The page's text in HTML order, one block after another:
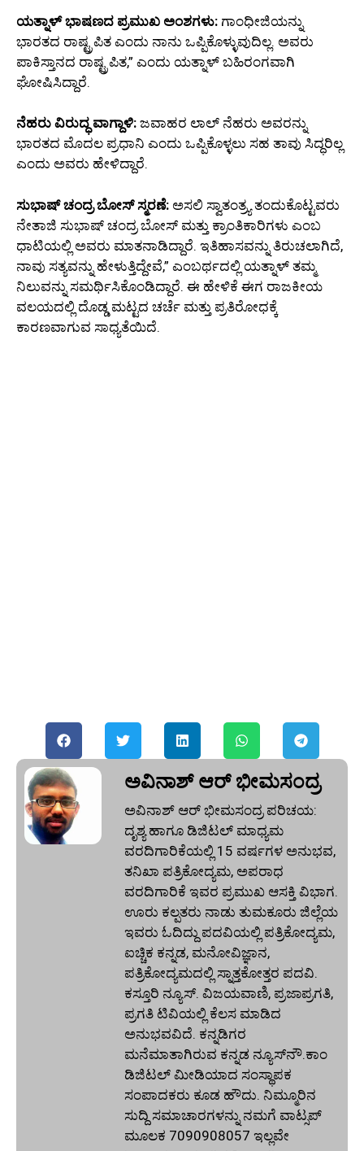
ಯತ್ನಾಳ್ ಭಾಷಣದ ಪ್ರಮುಖ ಅಂಶಗಳು: ಗಾಂಧೀಜಿಯನ್ನು
ಭಾರತದ ರಾಷ್ಟ್ರಪಿತ ಎಂದು ನಾನು ಒಪ್ಪಿಕೊಳ್ಳುವುದಿಲ್ಲ. ಅವರು
ಪಾಕಿಸ್ತಾನದ ರಾಷ್ಟ್ರಪಿತ,” ಎಂದು ಯತ್ನಾಳ್ ಬಹಿರಂಗವಾಗಿ
ಘೋಷಿಸಿದ್ದಾರೆ.
ನೆಹರು ವಿರುದ್ಧ ವಾಗ್ದಾಳಿ: ಜವಾಹರ ಲಾಲ್ ನೆಹರು ಅವರನ್ನು
ಭಾರತದ ಮೊದಲ ಪ್ರಧಾನಿ ಎಂದು ಒಪ್ಪಿಕೊಳ್ಳಲು ಸಹ ತಾವು ಸಿದ್ಧರಿಲ್ಲ
ಎಂದು ಅವರು ಹೇಳಿದ್ದಾರೆ.
ಸುಭಾಷ್ ಚಂದ್ರ ಬೋಸ್ ಸ್ಮರಣೆ: ಅಸಲಿ ಸ್ವಾತಂತ್ರ್ಯ ತಂದುಕೊಟ್ಟವರು
ನೇತಾಜಿ ಸುಭಾಷ್ ಚಂದ್ರ ಬೋಸ್ ಮತ್ತು ಕ್ರಾಂತಿಕಾರಿಗಳು ಎಂಬ
ಧಾಟಿಯಲ್ಲಿ ಅವರು ಮಾತನಾಡಿದ್ದಾರೆ. ಇತಿಹಾಸವನ್ನು ತಿರುಚಲಾಗಿದೆ,
ನಾವು ಸತ್ಯವನ್ನು ಹೇಳುತ್ತಿದ್ದೇವೆ,” ಎಂಬರ್ಥದಲ್ಲಿ ಯತ್ನಾಳ್ ತಮ್ಮ
ನಿಲುವನ್ನು ಸಮರ್ಥಿಸಿಕೊಂಡಿದ್ದಾರೆ. ಈ ಹೇಳಿಕೆ ಈಗ ರಾಜಕೀಯ
ವಲಯದಲ್ಲಿ ದೊಡ್ಡ ಮಟ್ಟದ ಚರ್ಚೆ ಮತ್ತು ಪ್ರತಿರೋಧಕ್ಕೆ
ಕಾರಣವಾಗುವ ಸಾಧ್ಯತೆಯಿದೆ.
ಅವಿನಾಶ್‌ ಆರ್‌ ಭೀಮಸಂದ್ರ
ಅವಿನಾಶ್‌ ಆರ್‌ ಭೀಮಸಂದ್ರ ಪರಿಚಯ:
ದೃಶ್ಯ ಹಾಗೂ ಡಿಜಿಟಲ್ ಮಾಧ್ಯಮ
ವರದಿಗಾರಿಕೆಯಲ್ಲಿ 15 ವರ್ಷಗಳ ಅನುಭವ,
ತನಿಖಾ ಪತ್ರಿಕೋದ್ಯಮ, ಅಪರಾಧ
ವರದಿಗಾರಿಕೆ ಇವರ ಪ್ರಮುಖ ಆಸಕ್ತಿ ವಿಭಾಗ.
ಊರು ಕಲ್ಪತರು ನಾಡು ತುಮಕೂರು ಜಿಲ್ಲೆಯ
ಇವರು ಓದಿದ್ದು ಪದವಿಯಲ್ಲಿ ಪತ್ರಿಕೋದ್ಯಮ,
ಐಚ್ಚಿಕ ಕನ್ನಡ, ಮನೋವಿಜ್ಞಾನ,
ಪತ್ರಿಕೋದ್ಯಮದಲ್ಲಿ ಸ್ನಾತ್ತಕೋತ್ತರ ಪದವಿ.
ಕಸ್ತೂರಿ ನ್ಯೂಸ್‌. ವಿಜಯವಾಣಿ, ಪ್ರಜಾಪ್ರಗತಿ,
ಪ್ರಗತಿ ಟಿವಿಯಲ್ಲಿ ಕೆಲಸ ಮಾಡಿದ
ಅನುಭವವಿದೆ. ಕನ್ನಡಿಗರ
ಮನೆಮಾತಾಗಿರುವ ಕನ್ನಡ ನ್ಯೂಸ್‌ನೌ.ಕಾಂ
ಡಿಜಿಟಲ್‌ ಮೀಡಿಯಾದ ಸಂಸ್ಥಾಪಕ
ಸಂಪಾದಕರು ಕೂಡ ಹೌದು. ನಿಮ್ಮೂರಿನ
ಸುದ್ದಿ ಸಮಾಚಾರಗಳನ್ನು ನಮಗೆ ವಾಟ್ಸಪ್‌
ಮೂಲಕ 7090908057 ಇಲ್ಲವೇ